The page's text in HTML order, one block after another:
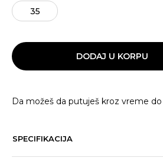
35
DODAJ U KORPU
Da možeš da putuješ kroz vreme do
SPECIFIKACIJA